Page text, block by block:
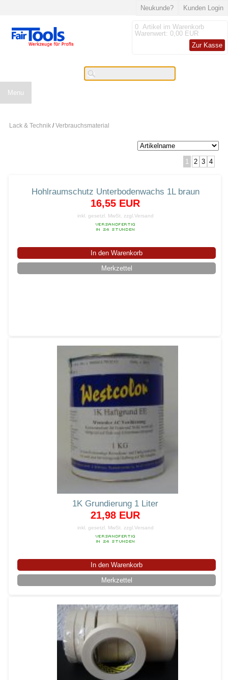
Kunden Login
Neukunde?
0 Artikel im Warenkorb
Warenwert: 0,00 EUR
Zur Kasse
Menu
Lack & Technik /Verbrauchsmaterial
1 2 3 4
Hohlraumschutz Unterbodenwachs 1L braun
16,55 EUR
inkl. gesetzl. MwSt. zzgl.Versand
In den Warenkorb
Merkzettel
1K Grundierung 1 Liter
21,98 EUR
inkl. gesetzl. MwSt. zzgl.Versand
In den Warenkorb
Merkzettel